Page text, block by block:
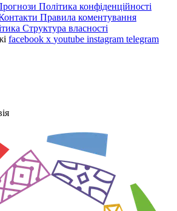
Політика конфіденційності
Правила коментування
Структура власності
facebook x youtube instagram telegram